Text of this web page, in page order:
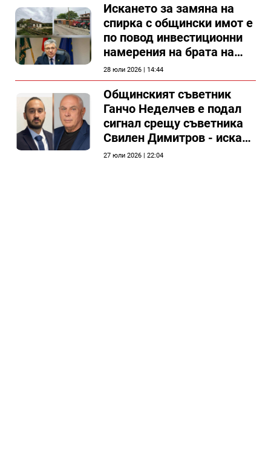
Искането за замяна на
спирка с общински имот е
по повод инвестиционни
намерения на брата на
председателя на
Общински съвет Силистра
28 юли 2026 | 14:44
Общинският съветник
Ганчо Неделчев е подал
сигнал срещу съветника
Свилен Димитров - иска
етичната комисия на
27 юли 2026 | 22:04